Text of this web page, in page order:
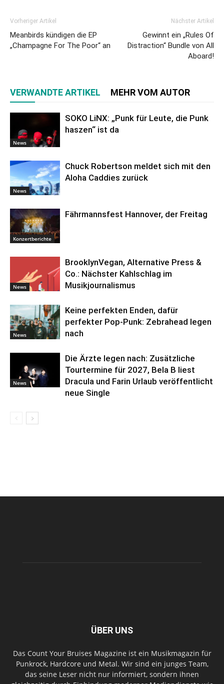
Vorheriger Artikel
Meanbirds kündigen die EP
„Champagne For The Poor“ an
Nächster Artikel
Gewinnt ein „Rules Of
Distraction“ Bundle von All
Aboard!
VERWANDTE ARTIKEL MEHR VOM AUTOR
News
SOKO LiNX: „Punk für Leute, die Punk
haszen“ ist da
News
Chuck Robertson meldet sich mit den
Aloha Caddies zurück
Konzertberichte
Fährmannsfest Hannover, der Freitag
News
BrooklynVegan, Alternative Press &
Co.: Nächster Kahlschlag im
Musikjournalismus
News
Keine perfekten Enden, dafür
perfekter Pop-Punk: Zebrahead legen
nach
News
Die Ärzte legen nach: Zusätzliche
Tourtermine für 2027, Bela B liest
Dracula und Farin Urlaub veröffentlicht
neue Single
ÜBER UNS
Das Count Your Bruises Magazine ist ein Musikmagazin für
Punkrock, Hardcore und Metal. Wir sind ein junges Team,
das seine Leser nicht nur informiert, sondern ihnen